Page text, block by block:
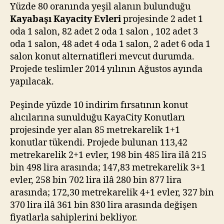
Yüzde 80 oranında yeşil alanın bulunduğu
Kayabaşı Kayacity Evleriprojesinde 2 adet 1
oda 1 salon, 82 adet 2 oda 1 salon , 102 adet 3
oda 1 salon, 48 adet 4 oda 1 salon, 2 adet 6 oda 1
salon konut alternatifleri mevcut durumda.
Projede teslimler 2014 yılının Ağustos ayında
yapılacak.
Peşinde yüzde 10 indirim fırsatının konut
alıcılarına sunulduğu KayaCity Konutları
projesinde yer alan 85 metrekarelik 1+1
konutlar tükendi. Projede bulunan 113,42
metrekarelik 2+1 evler, 198 bin 485 lira ilâ 215
bin 498 lira arasında; 147,83 metrekarelik 3+1
evler, 258 bin 702 lira ilâ 280 bin 877 lira
arasında; 172,30 metrekarelik 4+1 evler, 327 bin
370 lira ilâ 361 bin 830 lira arasında değişen
fiyatlarla sahiplerini bekliyor.